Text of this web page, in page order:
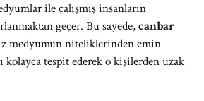
ile çalışmış insanların
geçer. Bu sayede,canbar
medyumun niteliklerinden emin
kolayca tespit ederek o kişilerden uzak